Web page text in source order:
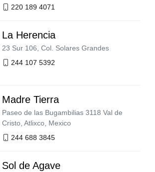
220 189 4071
La Herencia
23 Sur 106, Col. Solares Grandes
244 107 5392
Madre Tierra
Paseo de las Bugambilias 3118 Val de
Cristo, Atlixco, Mexico
244 688 3845
Sol de Agave